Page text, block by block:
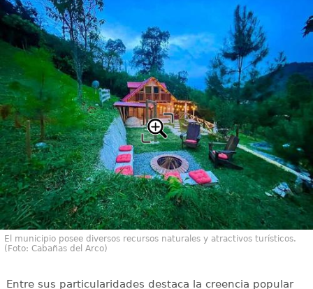
El municipio posee diversos recursos naturales y atractivos turísticos.
(Foto: Cabañas del Arco)
Entre sus particularidades destaca la creencia popular